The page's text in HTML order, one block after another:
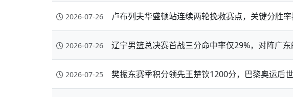
2026-07-26 卢布列夫华盛顿站连续两轮挽救赛点，关键分胜
2026-07-26 辽宁男篮总决赛首战三分命中率仅29%，对阵广东
2026-07-25 樊振东赛季积分领先王楚钦1200分，巴黎奥运后